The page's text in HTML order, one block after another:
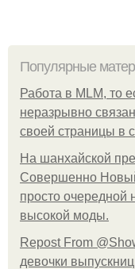
Популярные
Работа в MLM, то
неразрывно
своей страницы в
На шанхайской
Совершенно
просто очередной
высокой моды.
Repost From
девочки